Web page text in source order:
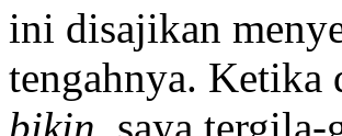
ini disajikan
tengahnya. Ketika